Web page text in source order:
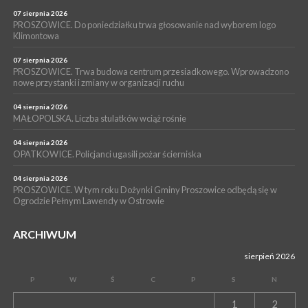
Pałecznicy będą obsługiwani w Proszowicach
WYDARZENIA
PROSZOWICE. W parku Warsztaty Edukacyjno-Przyrodnicze
NOC CIEM
15 lipca 2026
PROSZOWICE. Już za tydzień kolejne zajęcia z cyklu „Wakacyjne
07 sierpnia 2026
PROSZOWICE. Do poniedziałku trwa głosowanie nad wyborem logo
Klimontowa
07 sierpnia 2026
PROSZOWICE. Trwa budowa centrum przesiadkowego. Wprowadzono
nowe przystanki i zmiany w organizacji ruchu
04 sierpnia 2026
MAŁOPOLSKA. Liczba stulatków wciąż rośnie
04 sierpnia 2026
OPATKOWICE. Policjanci ugasili pożar ścierniska
04 sierpnia 2026
PROSZOWICE. W tym roku Dożynki Gminy Proszowice odbędą się w
Ogrodzie Pełnym Lawendy w Ostrowie
ARCHIWUM
sierpień 2026
P W Ś C P S N
1 2